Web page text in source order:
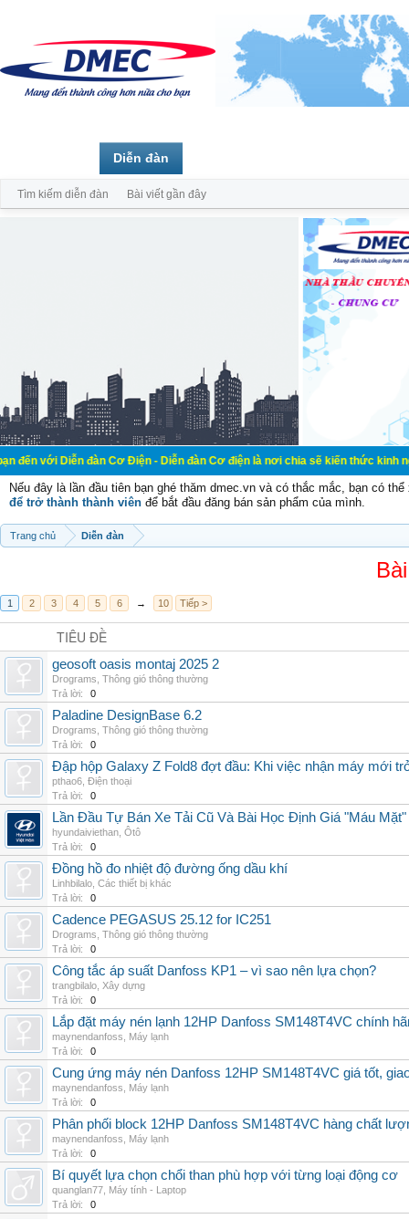
đàn Cơ Điện - Diễn đàn Cơ điện là nơi chia sẽ kiến thức kinh nghiệm
Nếu đây là lần đầu tiên bạn ghé thăm dmec.vn và có thắc mắc, bạn có
để trở thành thành viên để bắt đầu đăng bán sản phẩm của mình.
Trang chủ Diễn đàn
1 2 3 4 5 6 → 10 Tiếp >
TIÊU ĐỀ
geosoft oasis montaj 2025 2
Drograms Thông gió thông thường
Trả lời:
0
Paladine DesignBase 6.2
Drograms Thông gió thông thường
Trả lời:
0
Đập hộp Galaxy Z Fold8 đợt đầu: Khi việc nhận máy mới
pthao6 Điện thoại
Trả lời:
0
Lần Đầu Tự Bán Xe Tải Cũ Và Bài Học Định Giá "Máu
hyundaiviethan Ôtô
Trả lời:
0
Đồng hồ đo nhiệt độ đường ống dầu khí
Linhbilalo Các thiết bị khác
Trả lời:
0
Cadence PEGASUS 25.12 for IC251
Drograms Thông gió thông thường
Trả lời:
0
Công tắc áp suất Danfoss KP1 – vì sao nên lựa chọn?
trangbilalo Xây dựng
Trả lời:
0
Lắp đặt máy nén lạnh 12HP Danfoss SM148T4VC chính
maynendanfoss
Máy lạnh
Trả lời:
0
Cung ứng máy nén Danfoss 12HP SM148T4VC giá tốt,
maynendanfoss
Máy lạnh
Trả lời:
0
Phân phối block 12HP Danfoss SM148T4VC hàng chất
maynendanfoss
Máy lạnh
Trả lời:
0
Bí quyết lựa chọn chổi than phù hợp với từng loại động cơ
quanglan77 Máy tính - Laptop
Trả lời:
0
Diễn đàn
Tìm kiếm diễn đàn Bài viết gần đây